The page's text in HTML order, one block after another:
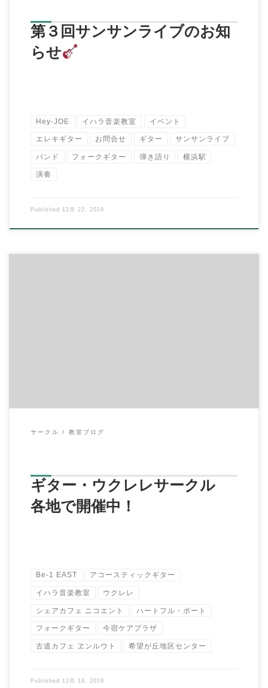
第３回サンサンライブのお知
らせ
Hey-JOE イハラ音楽教室 イベント
エレキギター お問合せ ギター サンサンライブ
バンド フォークギター 弾き語り 横浜駅
演奏
Published 12月 22, 2019
サークル 教室ブログ
ギター・ウクレレサークル
各地で開催中！
Be-1 EAST アコースティックギター
イハラ音楽教室 ウクレレ
シェアカフェ ニコエント ハートフル・ポート
フォークギター 今宿ケアプラザ
古道カフェ ヱンルウト 希望が丘地区センター
Published 12月 18, 2019